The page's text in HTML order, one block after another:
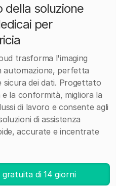
della soluzione
per
trasforma l'imaging
automazione, perfetta
sicura dei dati. Progettato
la conformità, migliora la
di lavoro e consente agli
di assistenza
accurate e incentrate
di 14 giorni